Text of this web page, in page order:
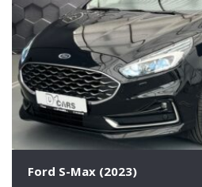
Ford S-Max (2023)